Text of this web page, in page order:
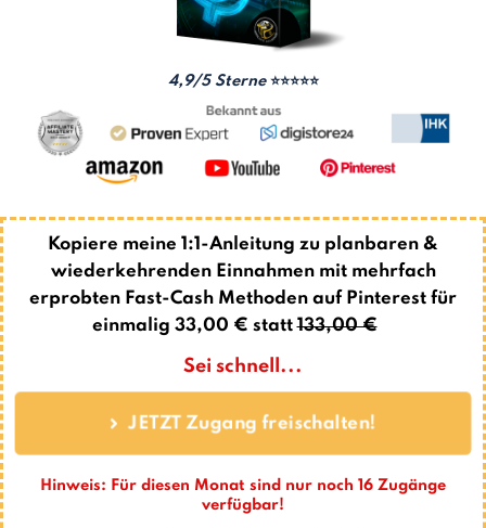
4,9/5 Sterne⭐⭐⭐⭐⭐
Kopiere meine 1:1-Anleitung zu planbaren &
wiederkehrenden Einnahmen mit mehrfach
erprobten Fast-Cash Methoden auf Pinterest für
einmalig 33,00 € statt133,00 €
Sei schnell...
JETZT Zugang freischalten!
Hinweis: Für diesen Monat sind nur noch 16 Zugänge
verfügbar!